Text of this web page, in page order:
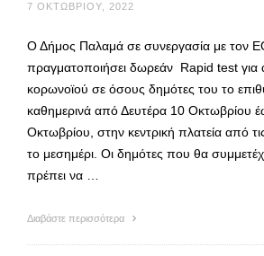
7 ΟΚΤΩΒΡΊΟΥ, 2022
Ο Δήμος Παλαμά σε συνεργασία με τον
πραγματοποιήσει δωρεάν Rapid test για
κορωνοϊού σε όσους δημότες του το
καθημερινά από Δευτέρα 10 Οκτωβρίου
Οκτωβρίου, στην κεντρική πλατεία από
το μεσημέρι. Οι δημότες που θα
πρέπει να …
Διαβάστε περισσότερα